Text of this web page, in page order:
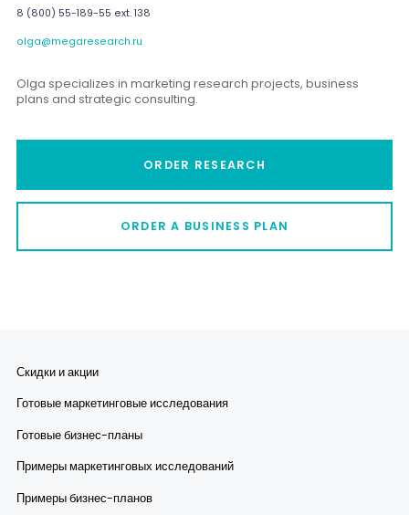
8 (800) 55-189-55 ext. 138
olga@megaresearch.ru
Olga specializes in marketing research projects, business
plans and strategic consulting.
ORDER RESEARCH
ORDER A BUSINESS PLAN
Скидки и акции
Готовые маркетинговые исследования
Готовые бизнес-планы
Примеры маркетинговых исследований
Примеры бизнес-планов